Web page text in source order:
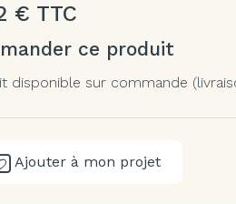
€ TTC
ce produit
disponible sur commande
Ajouter à mon projet